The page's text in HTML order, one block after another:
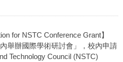
for NSTC Conference Grant】
舉辦國際學術研討會」，校內申請
Technology Council (NSTC)